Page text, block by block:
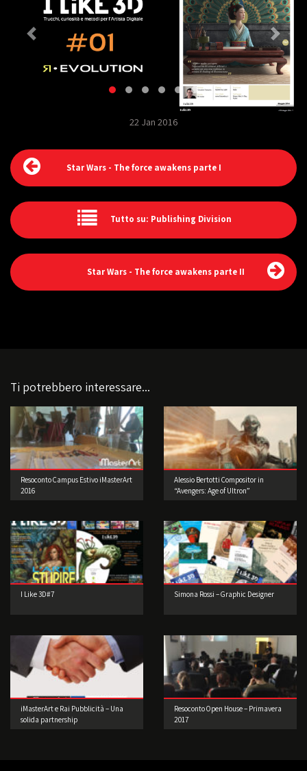
22 Jan 2016
Star Wars - The force awakens parte I
Tutto su: Publishing Division
Star Wars - The force awakens parte II
Ti potrebbero interessare...
Resoconto Campus Estivo iMasterArt
2016
Alessio Bertotti Compositor in
“Avengers: Age of Ultron”
I Like 3D#7 Simona Rossi – Graphic Designer
iMasterArt e Rai Pubblicità – Una
solida partnership
Resoconto Open House – Primavera
2017